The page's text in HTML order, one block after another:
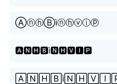
ⒶⓝⓗⒷìⓝⓗⓥⓘⓟ
🅰🅽🅷🅱ì🅽🅷🆅🅸🅿